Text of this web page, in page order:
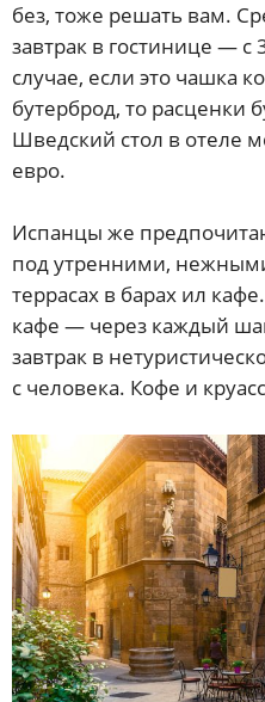
без, тоже решать вам.
завтрак в гостинице — с
случае, если это чашка
бутерброд, то расценки
Шведский стол в отеле
евро.
Испанцы же
под утренними,
террасах в барах ил
кафе — через каждый
завтрак в
с человека. Кофе и